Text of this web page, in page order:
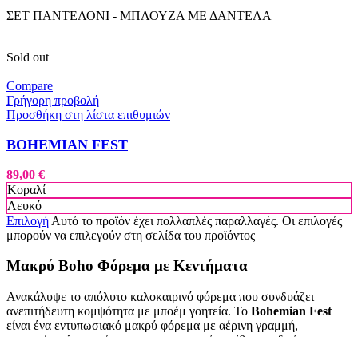
ΣΕΤ ΠΑΝΤΕΛΟΝΙ - ΜΠΛΟΥΖΑ ΜΕ ΔΑΝΤΕΛΑ
Sold out
Compare
Γρήγορη προβολή
Προσθήκη στη λίστα επιθυμιών
BOHEMIAN FEST
89,00 €
Κοραλί
Λευκό
Επιλογή Αυτό το προϊόν έχει πολλαπλές παραλλαγές. Οι επιλογές
μπορούν να επιλεγούν στη σελίδα του προϊόντος
Μακρύ Boho Φόρεμα με Κεντήματα
Ανακάλυψε το απόλυτο καλοκαιρινό φόρεμα που συνδυάζει
ανεπιτήδευτη κομψότητα με μποέμ γοητεία. Το Bohemian Fest
είναι ένα εντυπωσιακό μακρύ φόρεμα με αέρινη γραμμή,